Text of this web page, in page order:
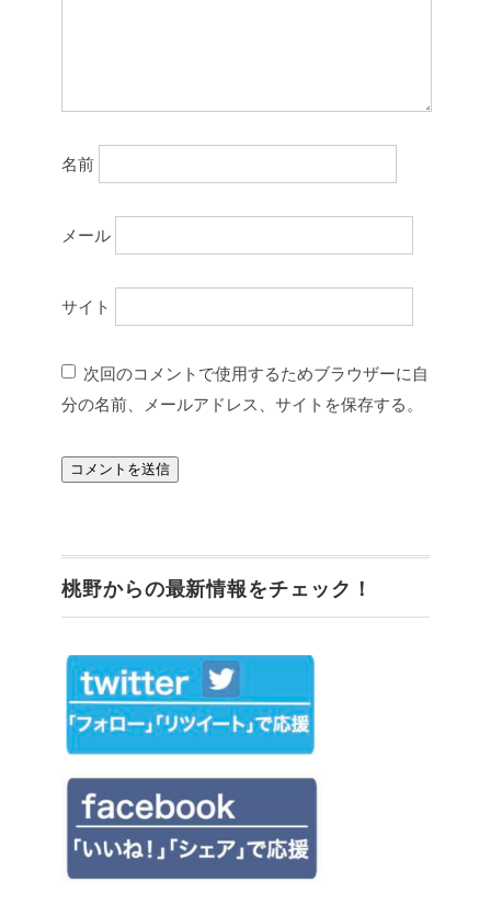
名前
メール
サイト
次回のコメントで使用するためブラウザーに自
分の名前、メールアドレス、サイトを保存する。
桃野からの最新情報をチェック！